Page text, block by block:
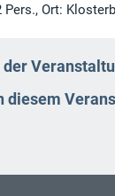
Ort:
diesem